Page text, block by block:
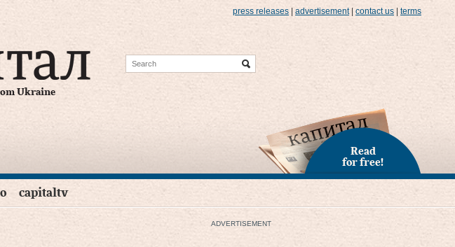
press releases advertisement contact us terms
Ukraine
Read
for free!
capitaltv
ADVERTISEMENT